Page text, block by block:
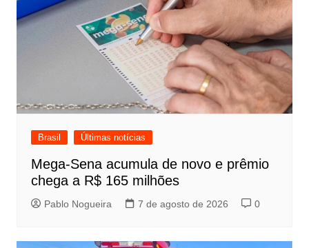
Brasil Últimas notícias
Mega-Sena acumula de novo e prêmio
chega a R$ 165 milhões
Pablo Nogueira 7 de agosto de 2026 0